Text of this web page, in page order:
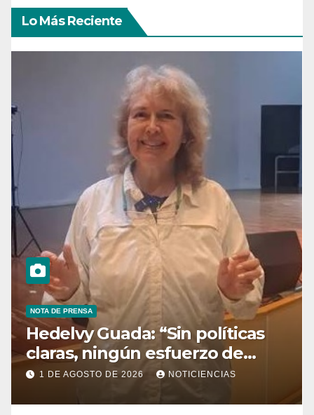
Lo Más Reciente
NOTA DE PRENSA
Hedelvy Guada: “Sin políticas
claras, ningún esfuerzo de
conservación rendirá frutos”
1 DE AGOSTO DE 2026 NOTICIENCIAS